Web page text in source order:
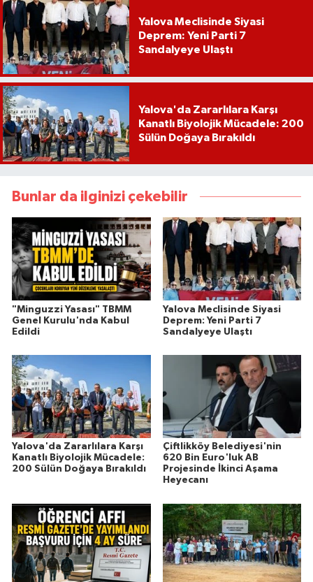
Yalova Meclisinde Siyasi
Deprem: Yeni Parti 7
Sandalyeye Ulaştı
Yalova'da Zararlılara Karşı
Kanatlı Biyolojik Mücadele: 200
Sülün Doğaya Bırakıldı
Bunlar da ilginizi çekebilir
"Minguzzi Yasası" TBMM
Genel Kurulu'nda Kabul
Edildi
Yalova Meclisinde Siyasi
Deprem: Yeni Parti 7
Sandalyeye Ulaştı
Yalova'da Zararlılara Karşı
Kanatlı Biyolojik Mücadele:
200 Sülün Doğaya Bırakıldı
Çiftlikköy Belediyesi'nin
620 Bin Euro'luk AB
Projesinde İkinci Aşama
Heyecanı